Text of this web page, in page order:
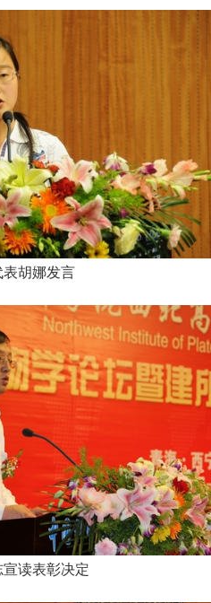
表胡娜发言
宣读表彰决定